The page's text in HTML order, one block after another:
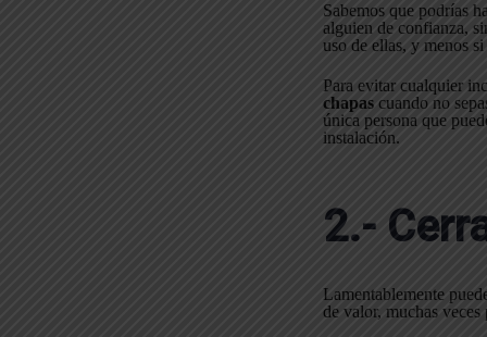
Sabemos que podrías
alguien de confianza,
uso de ellas, y menos
Para evitar cualquier
chapas cuando no
única persona que
instalación.
2.-
Lamentablemente
de valor, muchas veces